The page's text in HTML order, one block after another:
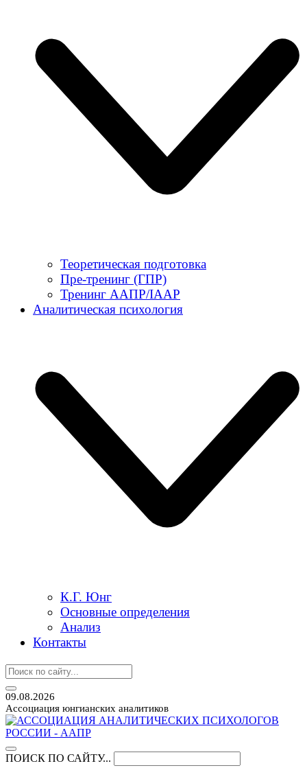
Теоретическая подготовка
Пре-тренинг (ГПР)
Тренинг ААПР/IAAP
Аналитическая психология
К.Г. Юнг
Основные определения
Анализ
Контакты
09.08.2026
Ассоциация юнгианских аналитиков
ПОИСК ПО САЙТУ...